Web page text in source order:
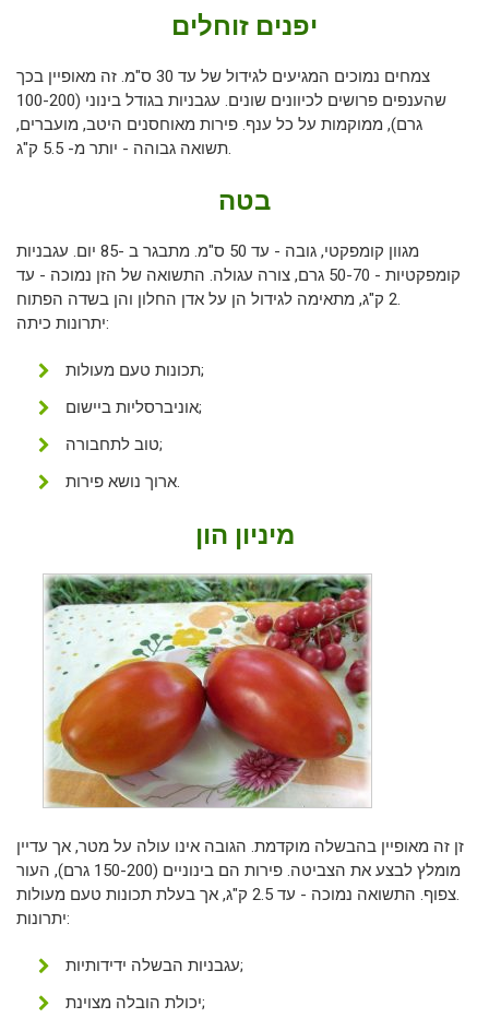
יפנים זוחלים
צמחים נמוכים המגיעים לגידול של עד 30 ס"מ. זה מאופיין בכך
שהענפים פרושים לכיוונים שונים. עגבניות בגודל בינוני (100-200
גרם), ממוקמות על כל ענף. פירות מאוחסנים היטב, מועברים,
תשואה גבוהה - יותר מ- 5.5 ק"ג.
בטה
מגוון קומפקטי, גובה - עד 50 ס"מ. מתבגר ב -85 יום. עגבניות
קומפקטיות - 50-70 גרם, צורה עגולה. התשואה של הזן נמוכה - עד
2 ק"ג, מתאימה לגידול הן על אדן החלון והן בשדה הפתוח.
יתרונות כיתה:
תכונות טעם מעולות;
אוניברסליות ביישום;
טוב לתחבורה;
ארוך נושא פירות.
מיניון הון
זן זה מאופיין בהבשלה מוקדמת. הגובה אינו עולה על מטר, אך עדיין
מומלץ לבצע את הצביטה. פירות הם בינוניים (150-200 גרם), העור
צפוף. התשואה נמוכה - עד 2.5 ק"ג, אך בעלת תכונות טעם מעולות.
יתרונות:
עגבניות הבשלה ידידותיות;
יכולת הובלה מצוינת;